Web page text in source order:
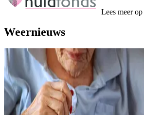
Lees meer op
Weernieuws